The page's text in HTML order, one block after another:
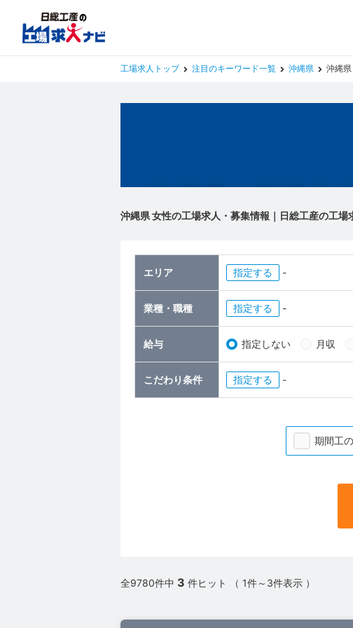
工場求人トップ 注目のキーワード一覧 沖縄県 沖縄県
沖縄県 女性の工場求人・募集情報｜日総工産の工場
エリア 指定 -
業種・職種 指定 -
給与 指定しない 月収
こだわり条件 指定 -
期間工
全9780件中 3 件ヒット （ 1件～3件表示 ）